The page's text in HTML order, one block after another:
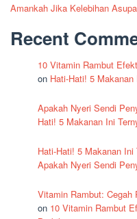
Amankah Jika Kelebihan
Recent
10 Vitamin Rambut
on Hati-Hati! 5
Apakah Nyeri Sendi
Hati! 5 Makanan Ini
Hati-Hati! 5 Makanan
Apakah Nyeri Sendi
Vitamin Rambut: Cegah
on 10 Vitamin Rambut